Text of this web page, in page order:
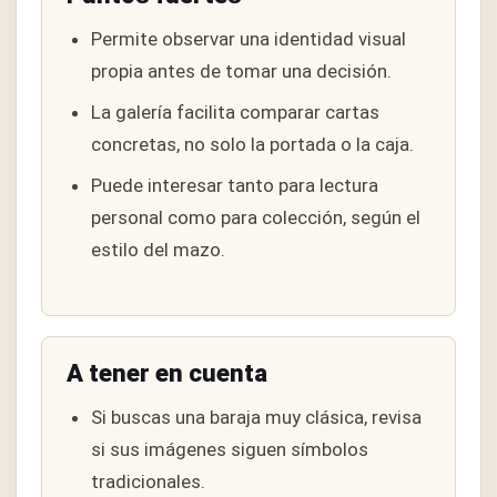
Permite observar una identidad visual
propia antes de tomar una decisión.
La galería facilita comparar cartas
concretas, no solo la portada o la caja.
Puede interesar tanto para lectura
personal como para colección, según el
estilo del mazo.
A tener en cuenta
Si buscas una baraja muy clásica, revisa
si sus imágenes siguen símbolos
tradicionales.